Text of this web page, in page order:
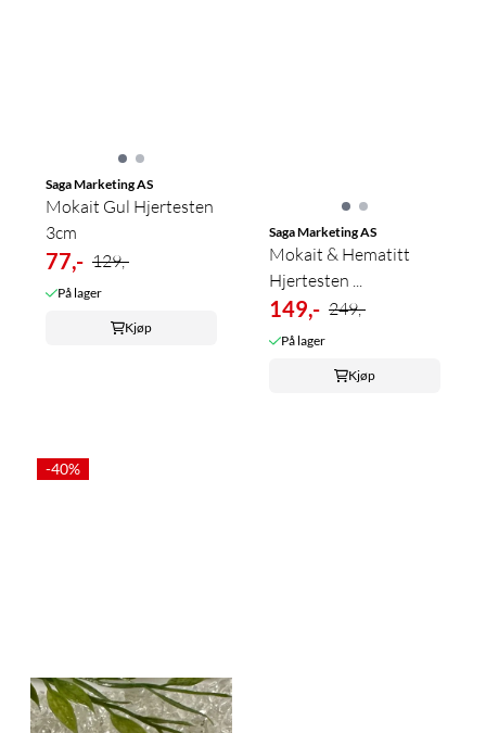
Saga Marketing AS
Mokait Gul Hjertesten
3cm
77,- 129,-
På lager
Kjøp
Saga Marketing AS
Mokait & Hematitt
Hjertesten ...
149,- 249,-
På lager
Kjøp
-40%